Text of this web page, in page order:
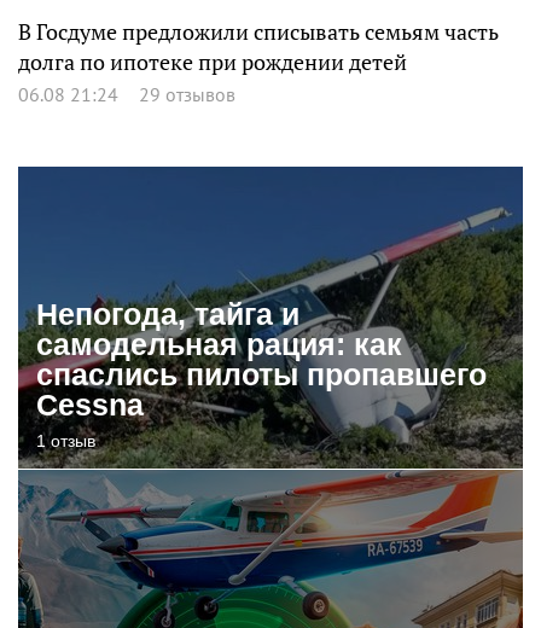
В Госдуме предложили списывать семьям часть
долга по ипотеке при рождении детей
06.08 21:24 29 отзывов
Непогода, тайга и
самодельная рация: как
спаслись пилоты пропавшего
Cessna
1 отзыв